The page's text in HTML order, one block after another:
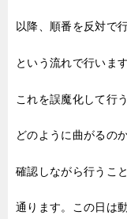
以降、順番を反対で
という流れで行いま
これを誤魔化して行
どのように曲がるの
確認しながら行うこ
通ります。この日は